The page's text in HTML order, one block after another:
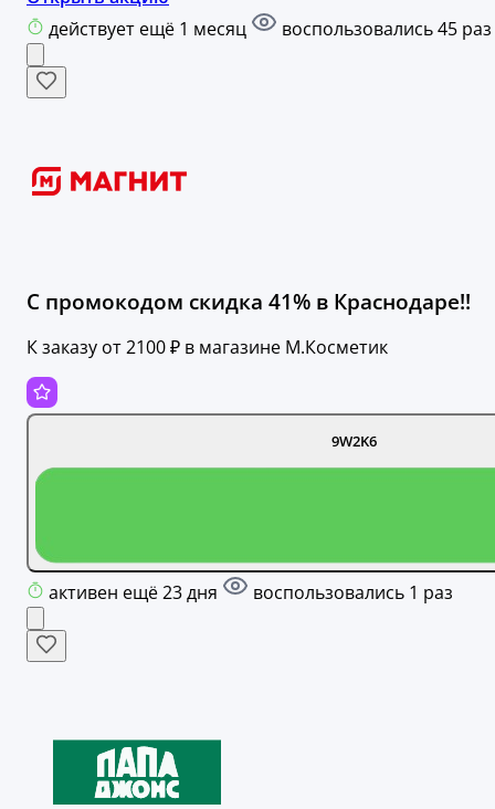
действует ещё 1 месяц
воспользовались 45 раз
С промокодом скидка 41% в Краснодаре!!
К заказу от 2100 ₽ в магазине М.Косметик
9W2K6
активен ещё 23 дня воспользовались 1 раз